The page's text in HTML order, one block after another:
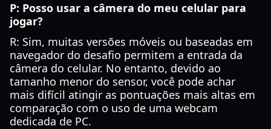
P: Posso usar a câmera do meu celular para
jogar?
R: Sim, muitas versões móveis ou baseadas em
navegador do desafio permitem a entrada da
câmera do celular. No entanto, devido ao
tamanho menor do sensor, você pode achar
mais difícil atingir as pontuações mais altas em
comparação com o uso de uma webcam
dedicada de PC.